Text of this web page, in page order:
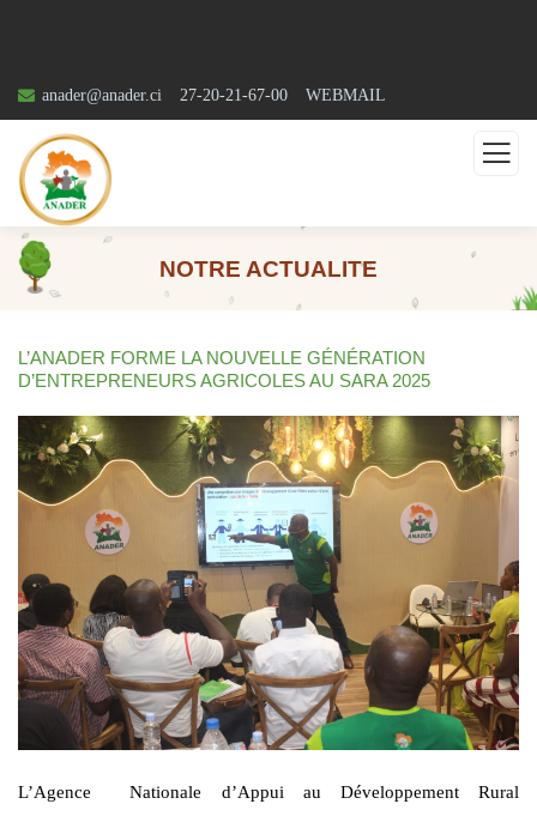
anader@anader.ci 27-20-21-67-00 WEBMAIL
NOTRE ACTUALITE
L’ANADER FORME LA NOUVELLE GÉNÉRATION
D’ENTREPRENEURS AGRICOLES AU SARA 2025
L’Agence Nationale d’Appui au Développement Rural